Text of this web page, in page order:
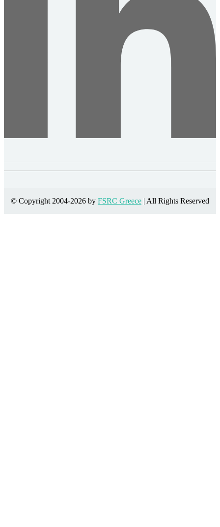
© Copyright 2004-2026 by FSRC Greece | All Rights Reserved